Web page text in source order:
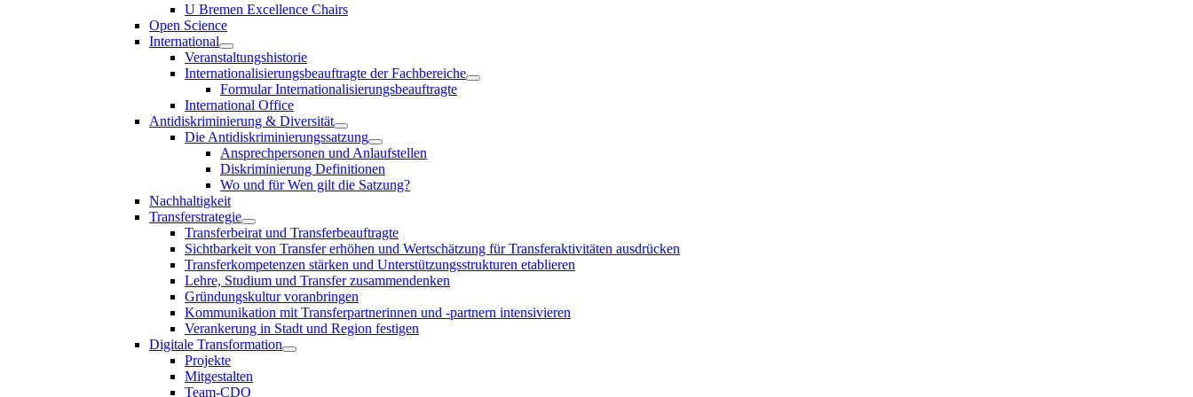
U Bremen Excellence Chairs
Open Science
International
Veranstaltungshistorie
Internationalisierungsbeauftragte der Fachbereiche
Formular Internationalisierungsbeauftragte
International Office
Antidiskriminierung & Diversität
Die Antidiskriminierungssatzung
Ansprechpersonen und Anlaufstellen
Diskriminierung Definitionen
Wo und für Wen gilt die Satzung?
Nachhaltigkeit
Transferstrategie
Transferbeirat und Transferbeauftragte
Sichtbarkeit von Transfer erhöhen und Wertschätzung für Transferaktivitäten ausdrücken
Transferkompetenzen stärken und Unterstützungsstrukturen etablieren
Lehre, Studium und Transfer zusammendenken
Gründungskultur voranbringen
Kommunikation mit Transferpartnerinnen und -partnern intensivieren
Verankerung in Stadt und Region festigen
Digitale Transformation
Projekte
Mitgestalten
Team-CDO